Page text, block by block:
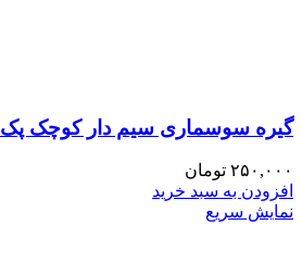
گیره سوسماری سیم دار کوچک پک 10 عددی
۲۵۰,۰۰۰ تومان
افزودن به سبد خرید
نمایش سریع